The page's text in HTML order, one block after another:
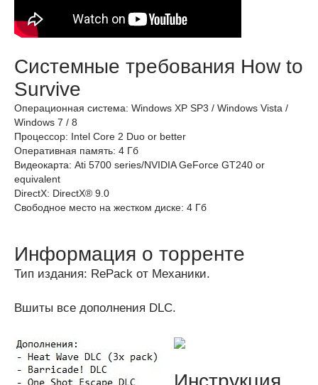
Системные требования How to
Survive
Операционная система: Windows XP SP3 / Windows Vista /
Windows 7 / 8
Процессор: Intel Core 2 Duo or better
Оперативная память: 4 Гб
Видеокарта: Ati 5700 series/NVIDIA GeForce GT240 or
equivalent
DirectX: DirectX® 9.0
Свободное место на жестком диске: 4 Гб
Информация о торренте
Тип издания: RePack от Механики.
Вшиты все дополнения DLC.